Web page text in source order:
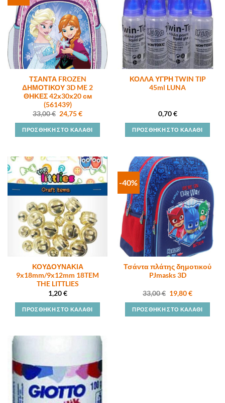
ΤΣΑΝΤΑ FROZEN
ΔΗΜΟΤΙΚΟΥ 3D ME 2
ΘΗΚΕΣ 42х30х20 см
(561439)
33,00€ Original
price
was:
33,00 €.
24,75€Η
τιμή
είναι:
24,75 €.
ΠΡΟΣΘΉΚΗ ΣΤΟ ΚΑΛΆΘΙ
ΚΟΛΛΑ ΥΓΡΗ TWIN TIP
45ml LUNA
0,70€
ΠΡΟΣΘΉΚΗ ΣΤΟ ΚΑΛΆΘΙ
ΚΟΥΔΟΥΝΑΚΙΑ
9x18mm/9x12mm 18TEM
THE LITTLIES
1,20€
ΠΡΟΣΘΉΚΗ ΣΤΟ ΚΑΛΆΘΙ
-40%
Τσάντα πλάτης δημοτικού
PJmasks 3D
33,00€ Original
price
was:
33,00 €.
19,80€Η
τιμή
είναι:
19,80 €.
ΠΡΟΣΘΉΚΗ ΣΤΟ ΚΑΛΆΘΙ